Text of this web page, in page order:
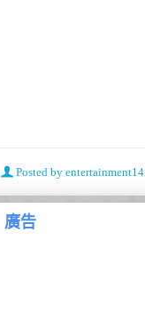
Posted by entertainment14
廣告